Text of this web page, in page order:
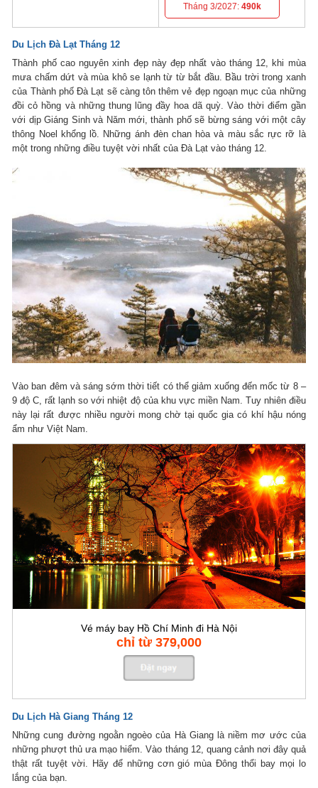
Tháng 3/2027:490k
Du Lịch Đà Lạt Tháng 12
Thành phố cao nguyên xinh đẹp này đẹp nhất vào tháng 12, khi mùa
mưa chấm dứt và mùa khô se lạnh từ từ bắt đầu. Bầu trời trong xanh
của Thành phố Đà Lạt sẽ càng tôn thêm vẻ đẹp ngoạn mục của những
đồi cỏ hồng và những thung lũng đầy hoa dã quỳ. Vào thời điểm gần
với dịp Giáng Sinh và Năm mới, thành phố sẽ bừng sáng với một cây
thông Noel khổng lồ. Những ánh đèn chan hòa và màu sắc rực rỡ là
một trong những điều tuyệt vời nhất của Đà Lạt vào tháng 12.
Vào ban đêm và sáng sớm thời tiết có thể giảm xuống đến mốc từ 8 –
9 độ C, rất lạnh so với nhiệt độ của khu vực miền Nam. Tuy nhiên điều
này lại rất được nhiều người mong chờ tại quốc gia có khí hậu nóng
ẩm như Việt Nam.
Vé máy bay Hồ Chí Minh đi Hà Nội
chỉ từ 379,000
Du Lịch Hà Giang Tháng 12
Những cung đường ngoằn ngoèo của Hà Giang là niềm mơ ước của
những phượt thủ ưa mạo hiểm. Vào tháng 12, quang cảnh nơi đây quả
thật rất tuyệt vời. Hãy để những cơn gió mùa Đông thổi bay mọi lo
lắng của bạn.